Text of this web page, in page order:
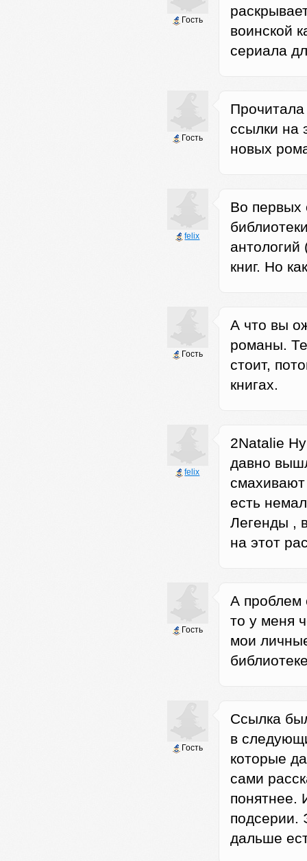
Гость
воинской
сериала
Гость
Прочитала
ссылки на
новых
felix
Во первых
антологий
книг. Но
Гость
А что вы
романы.
стоит,
книгах.
felix
2Natalie
давно
смахивают
есть
Легенды ,
на этот
Гость
А проблем
то у меня
мои
Гость
Ссылка
в
которые
сами
понятнее.
подсерии.
дальше